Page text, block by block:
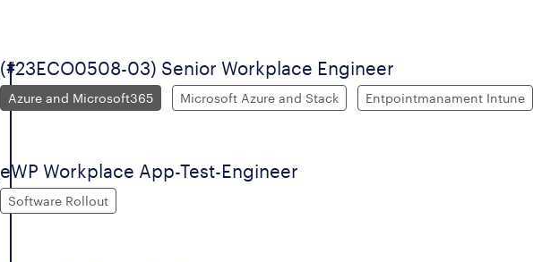
(#23ECO0508-03) Senior Workplace Engineer
Azure and Microsoft365 Microsoft Azure and Stack Entpointmanament Intune
eWP Workplace App-Test-Engineer
Software Rollout